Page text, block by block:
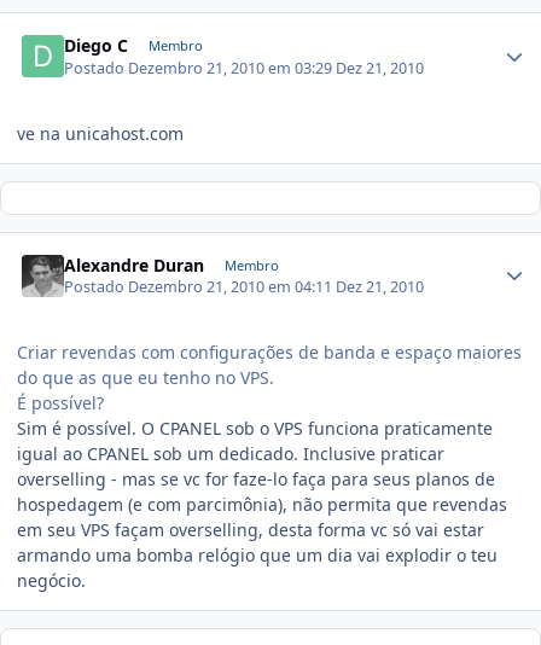
Diego C Membro
Postado Dezembro 21, 2010 em 03:29 Dez 21, 2010
ve na unicahost.com
Alexandre Duran Membro
Postado Dezembro 21, 2010 em 04:11 Dez 21, 2010
Criar revendas com configurações de banda e espaço maiores
do que as que eu tenho no VPS.
É possível?
Sim é possível. O CPANEL sob o VPS funciona praticamente
igual ao CPANEL sob um dedicado. Inclusive praticar
overselling - mas se vc for faze-lo faça para seus planos de
hospedagem (e com parcimônia), não permita que revendas
em seu VPS façam overselling, desta forma vc só vai estar
armando uma bomba relógio que um dia vai explodir o teu
negócio.